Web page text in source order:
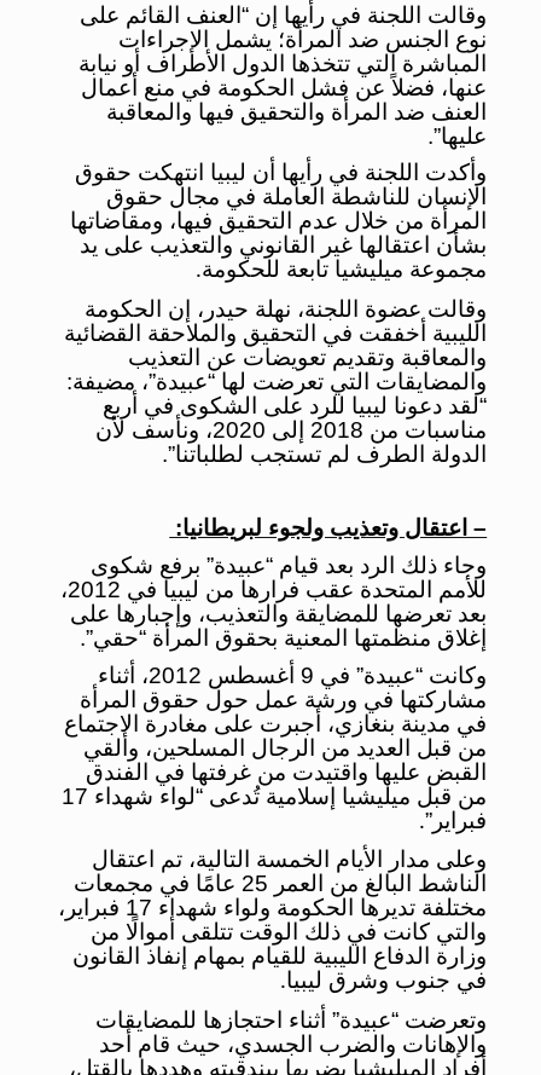
وقالت اللجنة في رأيها إن “العنف القائم على
نوع الجنس ضد المرأة؛ يشمل الإجراءات
المباشرة التي تتخذها الدول الأطراف أو نيابة
عنها، فضلاً عن فشل الحكومة في منع أعمال
العنف ضد المرأة والتحقيق فيها والمعاقبة
عليها”.
وأكدت اللجنة في رأيها أن ليبيا انتهكت حقوق
الإنسان للناشطة العاملة في مجال حقوق
المرأة من خلال عدم التحقيق فيها، ومقاضاتها
بشأن اعتقالها غير القانوني والتعذيب على يد
مجموعة ميليشيا تابعة للحكومة.
وقالت عضوة اللجنة، نهلة حيدر، إن الحكومة
الليبية أخفقت في التحقيق والملاحقة القضائية
والمعاقبة وتقديم تعويضات عن التعذيب
والمضايقات التي تعرضت لها “عبيدة”، مضيفة:
“لقد دعونا ليبيا للرد على الشكوى في أربع
مناسبات من 2018 إلى 2020، ونأسف لأن
الدولة الطرف لم تستجب لطلباتنا”.
– اعتقال وتعذيب ولجوء لبريطانيا:
وجاء ذلك الرد بعد قيام “عبيدة” برفع شكوى
للأمم المتحدة عقب فرارها من ليبيا في 2012،
بعد تعرضها للمضايقة والتعذيب، وإجبارها على
إغلاق منظمتها المعنية بحقوق المرأة “حقي”.
وكانت “عبيدة” في 9 أغسطس 2012، أثناء
مشاركتها في ورشة عمل حول حقوق المرأة
في مدينة بنغازي، أجبرت على مغادرة الاجتماع
من قبل العديد من الرجال المسلحين، وألقي
القبض عليها واقتيدت من غرفتها في الفندق
من قبل ميليشيا إسلامية تُدعى “لواء شهداء 17
فبراير”.
وعلى مدار الأيام الخمسة التالية، تم اعتقال
الناشط البالغ من العمر 25 عامًا في مجمعات
مختلفة تديرها الحكومة ولواء شهداء 17 فبراير،
والتي كانت في ذلك الوقت تتلقى أموالًا من
وزارة الدفاع الليبية للقيام بمهام إنفاذ القانون
في جنوب وشرق ليبيا.
وتعرضت “عبيدة” أثناء احتجازها للمضايقات
والإهانات والضرب الجسدي، حيث قام أحد
أفراد الميليشيا بضربها ببندقيته وهددها بالقتل،